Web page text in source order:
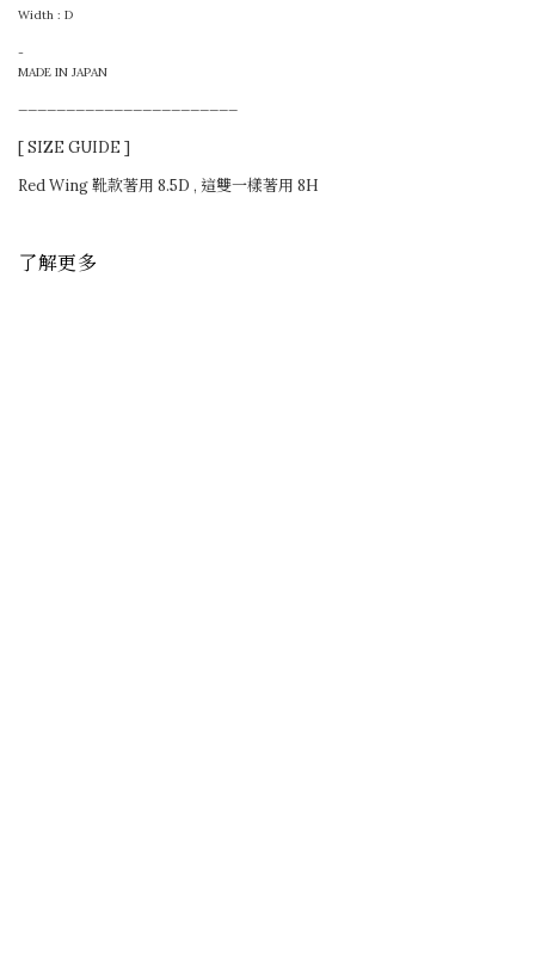
Width : D
-
MADE IN JAPAN
———————————————————————
[ SIZE GUIDE ]
Red Wing 靴款著用 8.5D , 這雙一樣著用 8H
了解更多